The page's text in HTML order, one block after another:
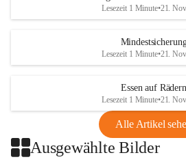
Lesezeit 1 Minute•21.
Mindestsicherung
Lesezeit 1 Minute•21.
Essen auf Rädern
Lesezeit 1 Minute•21.
Alle Artikel
Ausgewählte Bilder